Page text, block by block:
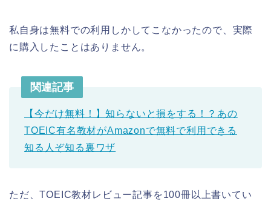
私自身は無料での利用しかしてこなかったので、実際
に購入したことはありません。
関連記事
【今だけ無料！】知らないと損をする！？あの
TOEIC有名教材がAmazonで無料で利用できる
知る人ぞ知る裏ワザ
ただ、TOEIC教材レビュー記事を100冊以上書いてい